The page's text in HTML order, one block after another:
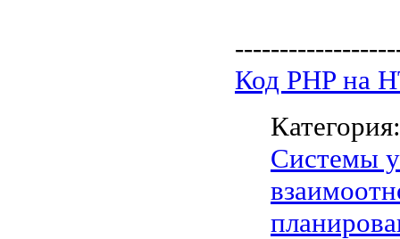
Код PHP на
Системы